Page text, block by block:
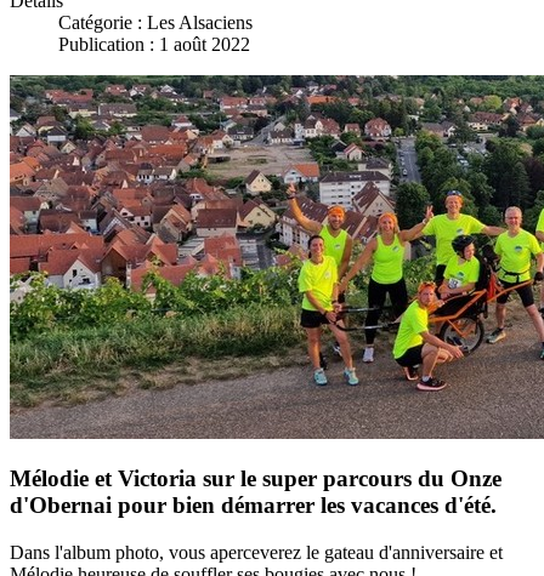
Catégorie : Les Alsaciens
Publication : 1 août 2022
Mélodie et Victoria sur le super parcours du Onze
d'Obernai pour bien démarrer les vacances d'été.
Dans l'album photo, vous aperceverez le gateau d'anniversaire et